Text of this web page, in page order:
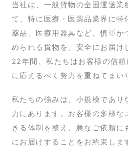
当社は、一般貨物の全国運送業
て、特に医療・医薬品業界に特
薬品、医療用器具など、慎重か
められる貨物を、安全にお届け
22年間、私たちはお客様の信
に応えるべく努力を重ねてまい
私たちの強みは、小規模であり
力にあります。お客様の多様な
きる体制を整え、急なご依頼に
にお届けすることをお約束しま